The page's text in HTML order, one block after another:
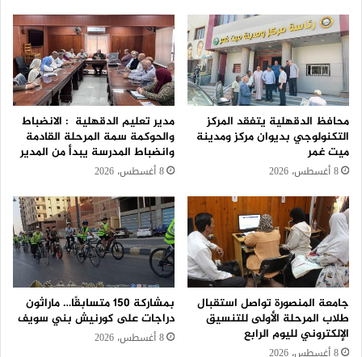
محافظ الدقهلية يتفقد المركز
التكنولوجي بديوان مركز ومدينة
ميت غمر
8 أغسطس، 2026
مدير تعليم الدقهلية : الانضباط
والحوكمة سمة المرحلة القادمة
وانضباط المدرسة يبدأ من المدير
8 أغسطس، 2026
جامعة المنصورة تواصل استقبال
طلاب المرحلة الأولى للتنسيق
الإلكتروني لليوم الرابع
8 أغسطس، 2026
بمشاركة 150 متسابقًا… ماراثون
دراجات على كورنيش بني سويف
8 أغسطس، 2026